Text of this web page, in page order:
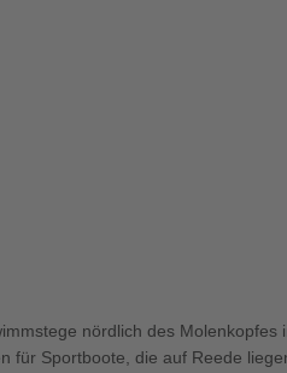
nördlich des
für Sportboote, die auf Reede